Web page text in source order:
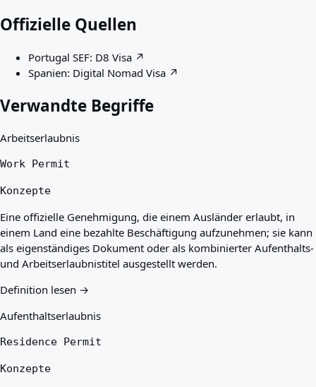
Offizielle Quellen
Portugal SEF: D8 Visa ↗
Spanien: Digital Nomad Visa ↗
Verwandte Begriffe
Arbeitserlaubnis
Work Permit
Konzepte
Eine offizielle Genehmigung, die einem Ausländer erlaubt, in
einem Land eine bezahlte Beschäftigung aufzunehmen; sie kann
als eigenständiges Dokument oder als kombinierter Aufenthalts-
und Arbeitserlaubnistitel ausgestellt werden.
Definition lesen →
Aufenthaltserlaubnis
Residence Permit
Konzepte